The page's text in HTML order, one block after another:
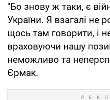
"Бо знову ж таки, є
України. Я взагалі не
щось там говорити, і
враховуючи нашу
неможливо та
Єрмак.